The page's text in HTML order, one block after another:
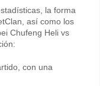
la forma
así como los
Chufeng Heli vs
con una